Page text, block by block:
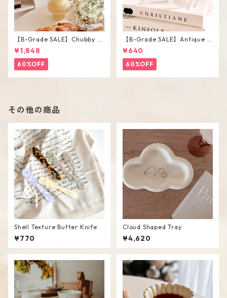
【B-Grade SALE】Chubby V
ase / M
¥1,848
60%OFF
【B-Grade SALE】Antique F
lower Vase #C
¥640
60%OFF
その他の商品
Shell Texture Butter Knife
¥770
Cloud Shaped Tray
¥4,620